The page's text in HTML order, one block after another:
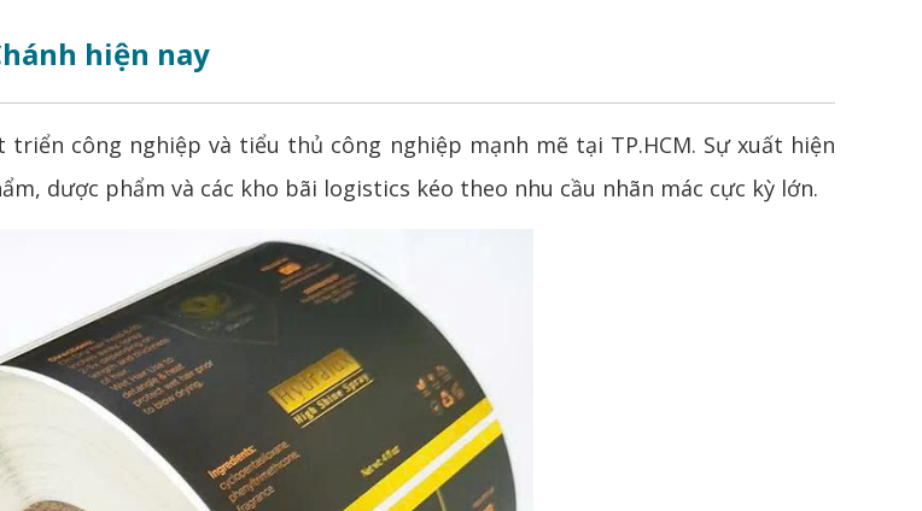
hiện nay
công nghiệp và tiểu thủ công nghiệp mạnh mẽ tại TP.HCM. Sự xuất hiện
dược phẩm và các kho bãi logistics kéo theo nhu cầu nhãn mác cực kỳ lớn.